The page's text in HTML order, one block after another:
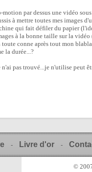
motion par dessus une vidéo
à mettre toutes mes images
qui fait défiler du papier
à la bonne taille sur la
conne après tout mon
la durée...?
pas trouvé...je n'utilise peut
- Livre d'or -
©